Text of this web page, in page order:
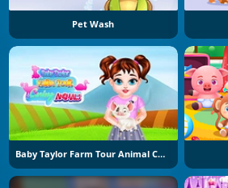
Pet Wash
Baby Taylor Farm Tour Animal Caring